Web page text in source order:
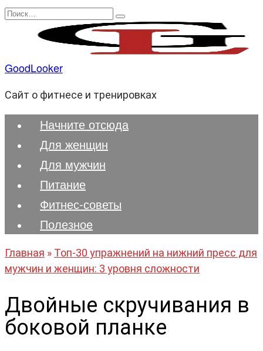
Перейти
содержанию
Search
GoodLooker
Сайт о фитнесе и тренировках
Начните отсюда
Для женщин
Для мужчин
Питание
Фитнес-советы
Полезноe
Главная » Топ-30 упражнений на нижний пресс для
мужчин и женщин: 3 уровня сложности
Двойные скручивания в
боковой планке